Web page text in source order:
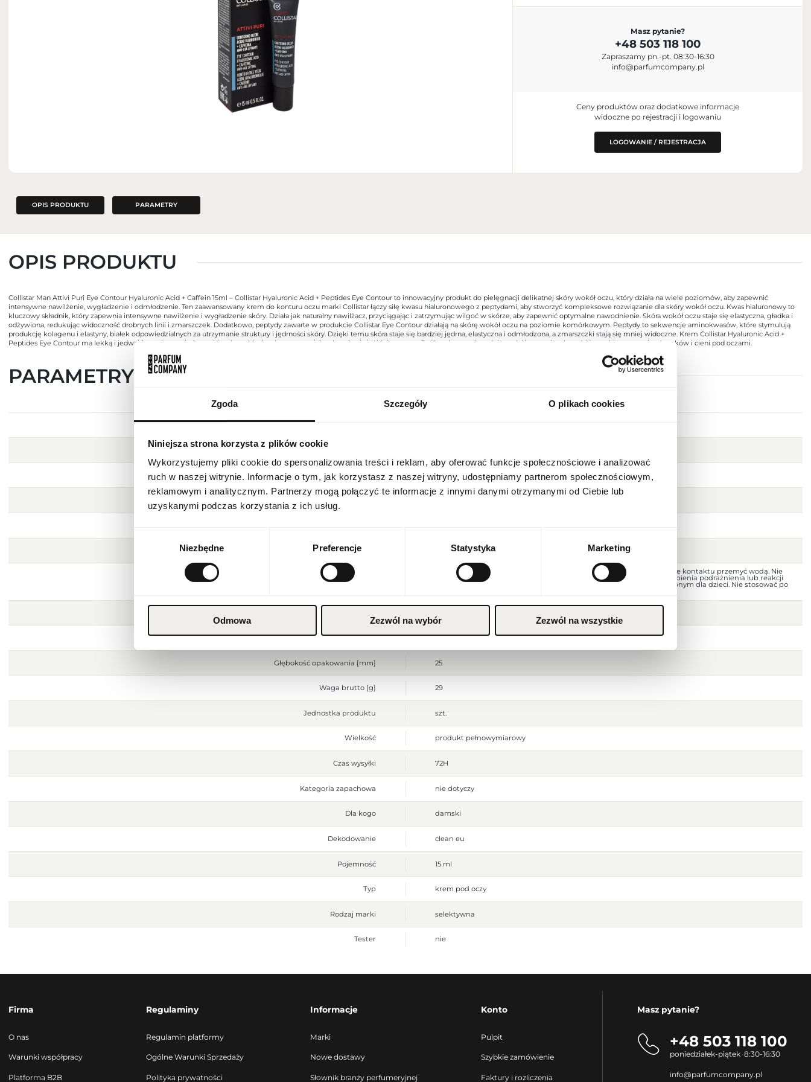
Zgoda Szczegóły O plikach cookies
Niniejsza strona korzysta z plików cookie
Wykorzystujemy pliki cookie do spersonalizowania treści i reklam, aby oferować funkcje społecznościowe i analizować
ruch w naszej witrynie. Informacje o tym, jak korzystasz z naszej witryny, udostępniamy partnerom społecznościowym,
reklamowym i analitycznym. Partnerzy mogą połączyć te informacje z innymi danymi otrzymanymi od Ciebie lub
uzyskanymi podczas korzystania z ich usług.
Niezbędne Preferencje Statystyka Marketing
Odmowa Zezwól na wybór Zezwól na wszystkie
Masz pytanie?
+48 503 118 100
Zapraszamy pn.-pt. 08:30-16:30
info@parfumcompany.pl
Ceny produktów oraz dodatkowe informacje
widoczne po rejestracji i logowaniu
LOGOWANIE / REJESTRACJA
OPIS PRODUKTU PARAMETRY
OPIS PRODUKTU
Collistar Man Attivi Puri Eye Contour Hyaluronic Acid + Caffein 15ml – Collistar Hyaluronic Acid + Peptides Eye Contour to innowacyjny produkt do pielęgnacji delikatnej skóry wokół oczu, który działa na wiele poziomów, aby zapewnić
intensywne nawilżenie, wygładzenie i odmłodzenie. Ten zaawansowany krem do konturu oczu marki Collistar łączy siłę kwasu hialuronowego z peptydami, aby stworzyć kompleksowe rozwiązanie dla skóry wokół oczu. Kwas hialuronowy to
kluczowy składnik, który zapewnia intensywne nawilżenie i wygładzenie skóry. Działa jak naturalny nawilżacz, przyciągając i zatrzymując wilgoć w skórze, aby zapewnić optymalne nawodnienie. Skóra wokół oczu staje się elastyczna, gładka i
odżywiona, redukując widoczność drobnych linii i zmarszczek. Dodatkowo, peptydy zawarte w produkcie Collistar Eye Contour działają na skórę wokół oczu na poziomie komórkowym. Peptydy to sekwencje aminokwasów, które stymulują
produkcję kolagenu i elastyny, białek odpowiedzialnych za utrzymanie struktury i jędrności skóry. Dzięki temu skóra staje się bardziej jędrna, elastyczna i odmłodzona, a zmarszczki stają się mniej widoczne. Krem Collistar Hyaluronic Acid +
Peptides Eye Contour ma lekką i jedwabistą teksturę, która szybko się wchłania, nie pozostawiając tłustej ani ciężkiej warstwy. Delikatnie masuj produkt wokół oczu, aby złagodzić oznaki zmęczenia, obrzęków i cieni pod oczami.
PARAMETRY
Kraj pochodzenia Włochy
Stan produktu nowy
Ostrzeżenia
Wyłącznie do użytku zewnętrznego. Unikać kontaktu z oczami; w razie kontaktu przemyć wodą. Nie
stosować na podrażnioną lub uszkodzoną skórę. W przypadku wystąpienia podrażnienia lub reakcji
alergicznej przerwać stosowanie. Przechowywać w miejscu niedostępnym dla dzieci. Nie stosować po
Wysokość opakowania [mm] 125
Głębokość opakowania [mm] 25
Waga brutto [g] 29
Jednostka produktu szt.
Wielkość produkt pełnowymiarowy
Czas wysyłki 72H
Kategoria zapachowa nie dotyczy
Dla kogo damski
Dekodowanie clean eu
Pojemność 15 ml
Typ krem pod oczy
Rodzaj marki selektywna
Tester nie
Firma
O nas
Warunki współpracy
Platforma B2B
Regulaminy
Regulamin platformy
Ogólne Warunki Sprzedaży
Polityka prywatności
Informacje
Marki
Nowe dostawy
Słownik branży perfumeryjnej
Konto
Pulpit
Szybkie zamówienie
Faktury i rozliczenia
Masz pytanie?
+48 503 118 100
poniedziałek-piątek 8:30-16:30
info@parfumcompany.pl
USTAWIENIA REGIONALNE
Lokalizacja
Polska
Język
ZAPISZ